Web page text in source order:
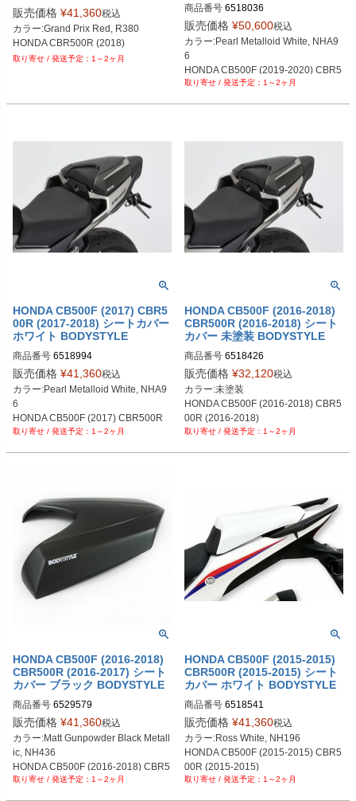
販売価格 ¥41,360税込
カラー:Grand Prix Red, R380
HONDA CBR500R (2018)
1～2ヶ月
商品番号 6518036
販売価格 ¥50,600税込
カラー:Pearl Metalloid White, NHA9
6
HONDA CB500F (2019-2020) CBR5
00R (2019-2021) 1～2ヶ月
HONDA CB500F (2017) CBR5
00R (2017-2018) シートカバー
ホワイト BODYSTYLE
商品番号 6518994
販売価格 ¥41,360税込
カラー:Pearl Metalloid White, NHA9
6
HONDA CB500F (2017) CBR500R
(2017-2018)
1～2ヶ月
HONDA CB500F (2016-2018)
CBR500R (2016-2018) シート
カバー 未塗装 BODYSTYLE
商品番号 6518426
販売価格 ¥32,120税込
カラー:未塗装
HONDA CB500F (2016-2018) CBR5
00R (2016-2018)
1～2ヶ月
HONDA CB500F (2016-2018)
CBR500R (2016-2017) シート
カバー ブラック BODYSTYLE
商品番号 6529579
販売価格 ¥41,360税込
カラー:Matt Gunpowder Black Metall
ic, NH436
HONDA CB500F (2016-2018) CBR5
00R (2016-2017) 1～2ヶ月
HONDA CB500F (2015-2015)
CBR500R (2015-2015) シート
カバー ホワイト BODYSTYLE
商品番号 6518541
販売価格 ¥41,360税込
カラー:Ross White, NH196
HONDA CB500F (2015-2015) CBR5
00R (2015-2015)
1～2ヶ月